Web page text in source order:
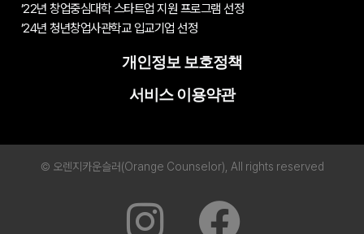
’22년 창업중심대학 스타트업 지원 프로그램 선정
’24년 청년창업사관학교 입교기업 선정
개인정보 보호정책
서비스 이용약관
© 오렌지카운슬러(Orange Counselor), All rights reserved
I
F